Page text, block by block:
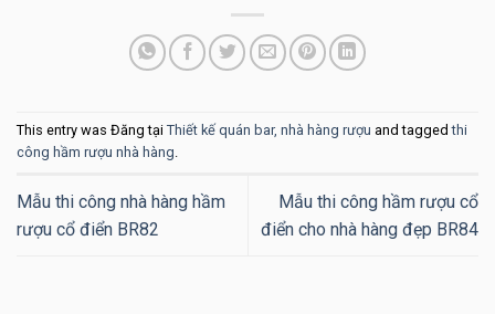
This entry was Đăng tại Thiết kế quán bar, nhà hàng rượu and taggedthi
công hầm rượu nhà hàng.
Mẫu thi công nhà hàng hầm
rượu cổ điển BR82
Mẫu thi công hầm rượu cổ
điển cho nhà hàng đẹp BR84